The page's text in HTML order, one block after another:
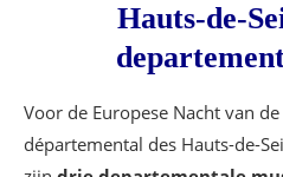
Hauts-de-
Voor de Europese Nacht van
départemental des Hauts-de-